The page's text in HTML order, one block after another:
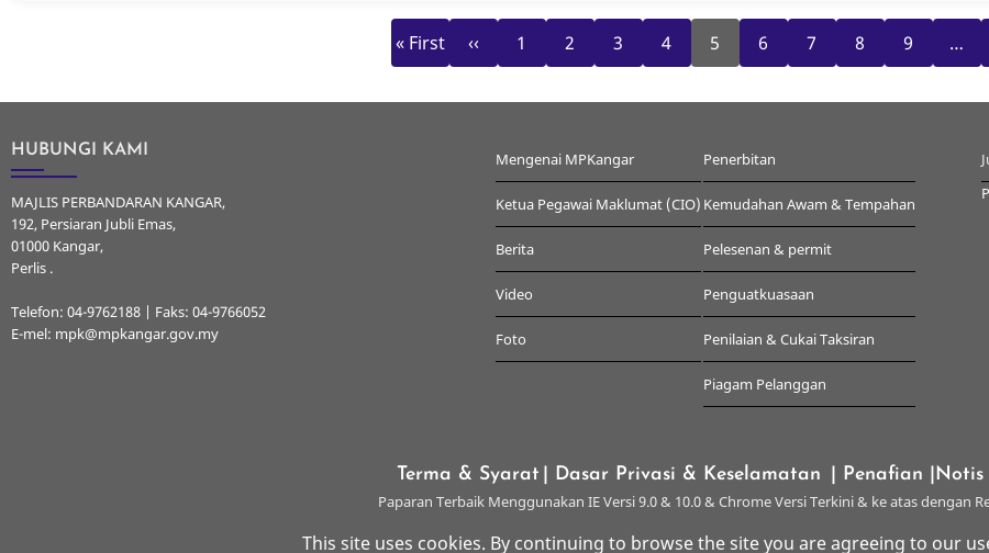
First
« First
Previous
page
‹‹ Page
1 Page
2 Page
3 Page
4
Current
page
5 Page
6 Page
7 Page
8 Page
9 …
HUBUNGI KAMI
MAJLIS PERBANDARAN KANGAR,
192, Persiaran Jubli Emas,
01000 Kangar,
Perlis .
Telefon: 04-9762188 | Faks: 04-9766052
E-mel: mpk@mpkangar.gov.my
Mengenai MPKangar
Ketua Pegawai Maklumat (CIO)
Berita
Video
Foto
Penerbitan
Kemudahan Awam & Tempahan
Pelesenan & permit
Penguatkuasaan
Penilaian & Cukai Taksiran
Piagam Pelanggan
Terma & Syarat | Dasar Privasi & Keselamatan | Penafian
Paparan Terbaik Menggunakan IE Versi 9.0 & 10.0 & Chrome Versi Terkini & ke atas dengan
© 2026 Majlis Perbandaran Kangar, All rights reserved.
This site uses cookies. By continuing to browse the site you are agreeing to our